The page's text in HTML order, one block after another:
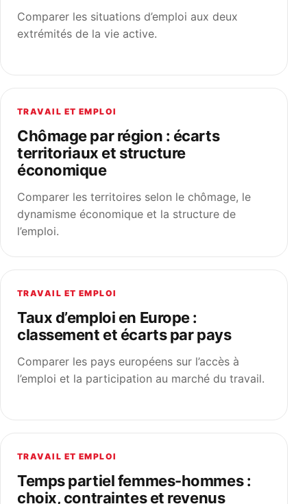
Comparer les situations d’emploi aux deux
extrémités de la vie active.
TRAVAIL ET EMPLOI
Chômage par région : écarts
territoriaux et structure
économique
Comparer les territoires selon le chômage, le
dynamisme économique et la structure de
l’emploi.
TRAVAIL ET EMPLOI
Taux d’emploi en Europe :
classement et écarts par pays
Comparer les pays européens sur l’accès à
l’emploi et la participation au marché du travail.
TRAVAIL ET EMPLOI
Temps partiel femmes-hommes :
choix, contraintes et revenus